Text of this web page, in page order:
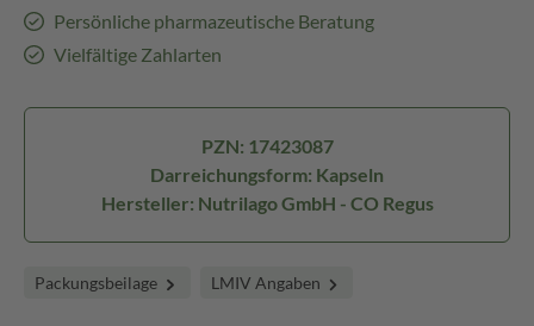
Persönliche pharmazeutische Beratung
Vielfältige Zahlarten
PZN: 17423087
Darreichungsform: Kapseln
Hersteller: Nutrilago GmbH - CO Regus
Packungsbeilage LMIV Angaben